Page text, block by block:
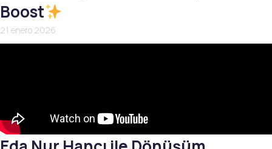
Boost
21 enero 2026